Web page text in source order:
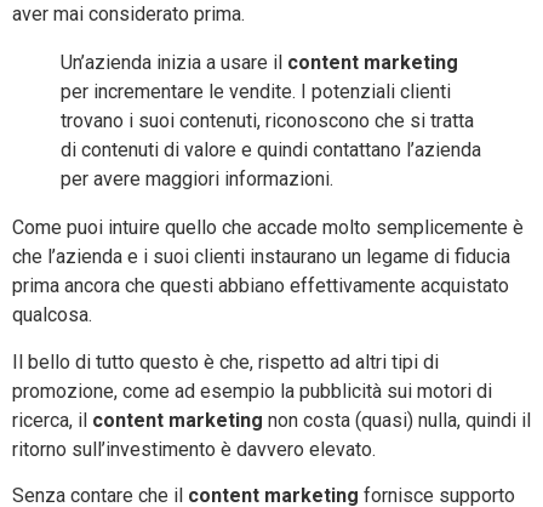
aver mai considerato prima.
Un’azienda inizia a usare il content marketing
per incrementare le vendite. I potenziali clienti
trovano i suoi contenuti, riconoscono che si tratta
di contenuti di valore e quindi contattano l’azienda
per avere maggiori informazioni.
Come puoi intuire quello che accade molto semplicemente è
che l’azienda e i suoi clienti instaurano un legame di fiducia
prima ancora che questi abbiano effettivamente acquistato
qualcosa.
Il bello di tutto questo è che, rispetto ad altri tipi di
promozione, come ad esempio la pubblicità sui motori di
ricerca, il content marketing non costa (quasi) nulla, quindi il
ritorno sull’investimento è davvero elevato.
Senza contare che il content marketing fornisce supporto